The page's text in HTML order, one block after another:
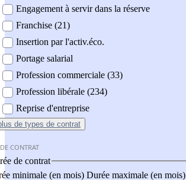
Engagement à servir dans la réserve
Franchise (21)
Insertion par l'activ.éco.
Portage salarial
Profession commerciale (33)
Profession libérale (234)
Reprise d'entreprise
de types de contrat
CONTRAT
de contrat
minimale (en mois) Durée maximale (en mois)